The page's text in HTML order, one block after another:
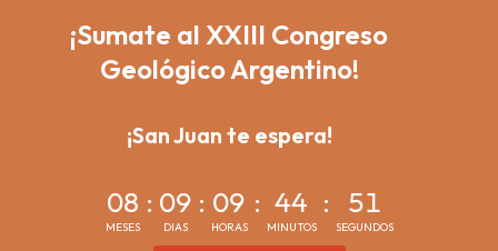
¡Sumate al XXIII Congreso
Geológico Argentino!
¡San Juan te espera!
08
MESES
: 09
DIAS
: 09
HORAS
: 44
MINUTOS
: 51
SEGUNDOS